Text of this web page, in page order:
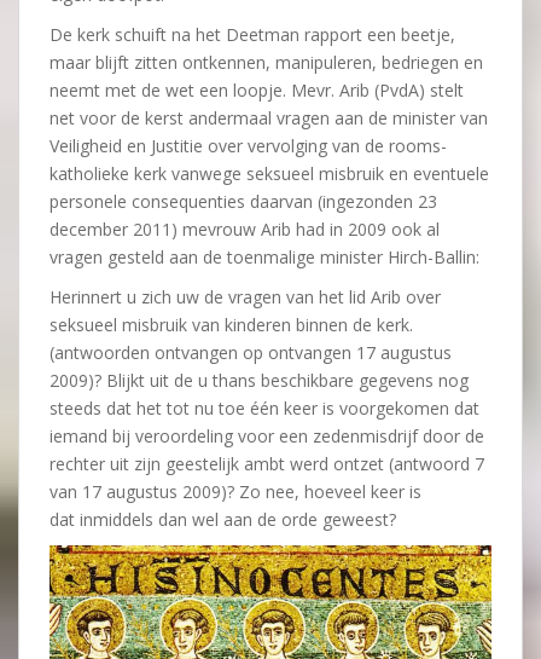
De kerk schuift na het Deetman rapport een beetje,
maar blijft zitten ontkennen, manipuleren, bedriegen en
neemt met de wet een loopje. Mevr. Arib (PvdA) stelt
net voor de kerst andermaal vragen aan de minister van
Veiligheid en Justitie over vervolging van de rooms-
katholieke kerk vanwege seksueel misbruik en eventuele
personele consequenties daarvan (ingezonden 23
december 2011) mevrouw Arib had in 2009 ook al
vragen gesteld aan de toenmalige minister Hirch-Ballin:
Herinnert u zich uw de vragen van het lid Arib over
seksueel misbruik van kinderen binnen de kerk.
(antwoorden ontvangen op ontvangen 17 augustus
2009)? Blijkt uit de u thans beschikbare gegevens nog
steeds dat het tot nu toe één keer is voorgekomen dat
iemand bij veroordeling voor een zedenmisdrijf door de
rechter uit zijn geestelijk ambt werd ontzet (antwoord 7
van 17 augustus 2009)? Zo nee, hoeveel keer is
dat inmiddels dan wel aan de orde geweest?